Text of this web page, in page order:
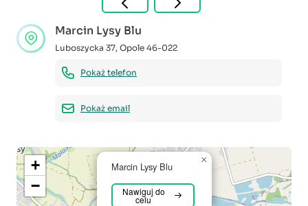
Marcin Lysy Blu
Luboszycka 37, Opole 46-022
Pokaż telefon
Pokaż email
Marcin Lysy Blu
Nawiguj do
celu
×
+
−